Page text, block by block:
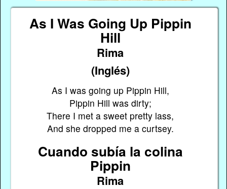
As I Was Going Up Pippin
Hill
Rima
(Inglés)
As I was going up Pippin Hill,
Pippin Hill was dirty;
There I met a sweet pretty lass,
And she dropped me a curtsey.
Cuando subía la colina
Pippin
Rima